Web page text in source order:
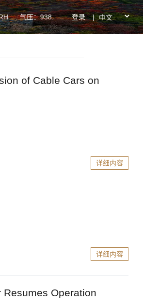
压：938.2hPa PM2.5：37ug/m³
登录 |
of Cable Cars on
详细内容
详细内容
Resumes Operation